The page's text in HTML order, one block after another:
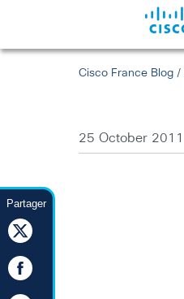
Partager
Cisco France Blog /
25 October 2011